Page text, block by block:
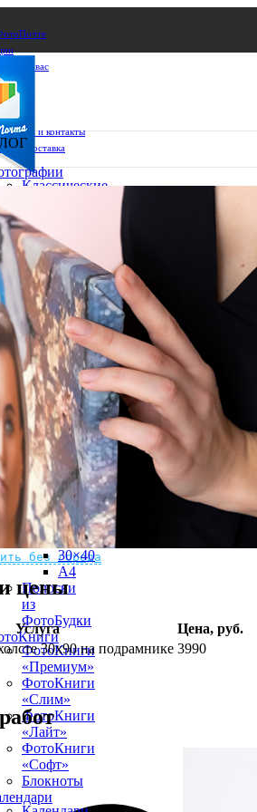
за вас
и контакты
и доставка
доставки
из списка:
Ваш город?
по всему миру
без города
Классические
13х18
15х15
15х20
20х20
20х30
30х30
30х40
А4
Фото
в
рамке
10х10
10×15
13×18
15×15
15×20
20×20
20×30
30×30
30×40
A4
Полоски
из
ФотоБудки
ФотоКниги
«Премиум»
ФотоКниги
«Слим»
ФотоКниги
«Лайт»
ФотоКниги
«Софт»
Блокноты
цены
Услуга
Цена, руб.
30х90 на подрамнике 3990